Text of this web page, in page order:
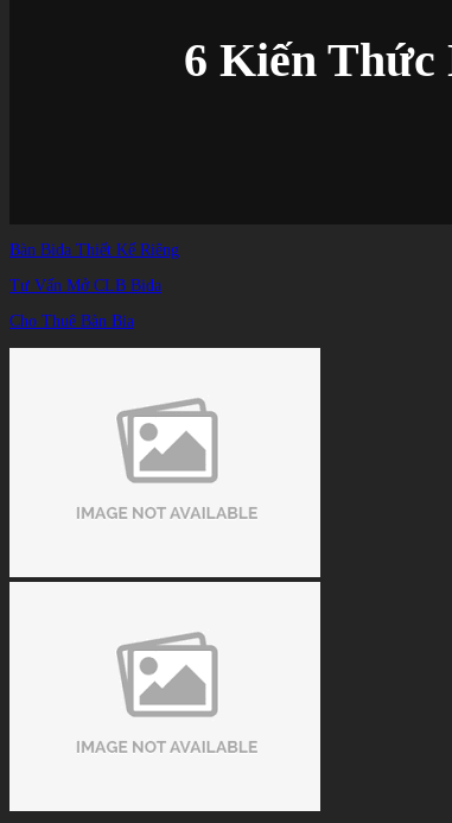
6 Kiến
Bàn Bida Thiết Kế Riêng
Tư Vấn Mở CLB Bida
Cho Thuê Bàn Bia